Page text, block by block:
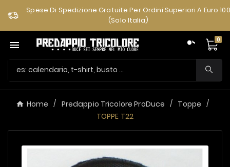
Spese Di Spedizione Gratuite Per Ordini Superiori A Euro 100
(solo Italia)
 0
Home Predappio Tricolore ProDuce
Toppe
TOPPE T22